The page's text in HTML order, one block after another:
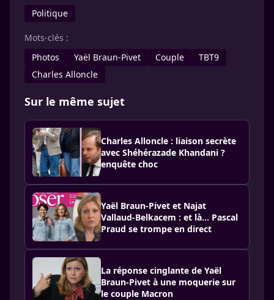
Politique
Mots-clés :
Photos
Yaël Braun-Pivet Couple
TBT9
Charles Alloncle
Sur le même sujet
Charles Alloncle : liaison secrète
avec Shéhérazade Khandani ?
enquête choc
Yaël Braun-Pivet et Najat
Vallaud-Belkacem : et là… Pascal
Praud se trompe en direct
La réponse cinglante de Yaël
Braun-Pivet à une moquerie sur
le couple Macron